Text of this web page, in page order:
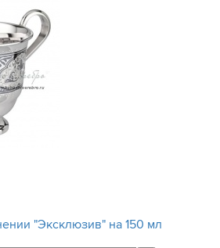
"Эксклюзив" на 150 мл